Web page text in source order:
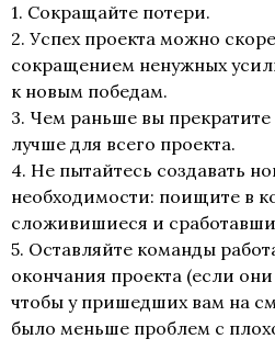
1. Сокращайте потери.
2. Успех проекта можно
сокращением ненужных
к новым победам.
3. Чем раньше вы
лучше для всего проекта.
4. Не пытайтесь создавать
необходимости: поищите в
сложивишиеся и
5. Оставляйте команды
окончания проекта (если они
чтобы у пришедших вам на
было меньше проблем с